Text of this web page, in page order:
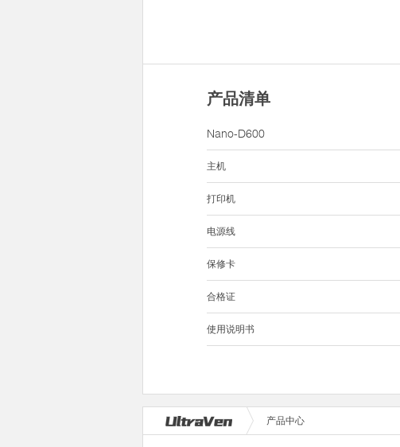
产品清单
Nano-D600
主机
打印机
电源线
保修卡
合格证
使用说明书
产品中心